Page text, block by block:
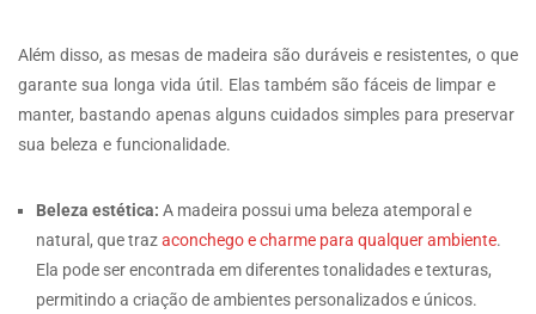
Além disso, as mesas de madeira são duráveis e resistentes, o que
garante sua longa vida útil. Elas também são fáceis de limpar e
manter, bastando apenas alguns cuidados simples para preservar
sua beleza e funcionalidade.
Beleza estética: A madeira possui uma beleza atemporal e
natural, que trazaconchego e charme para qualquer ambiente.
Ela pode ser encontrada em diferentes tonalidades e texturas,
permitindo a criação de ambientes personalizados e únicos.